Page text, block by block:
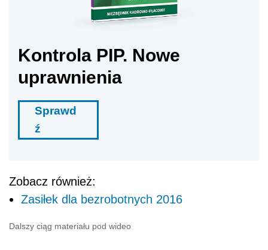
Kontrola PIP. Nowe
uprawnienia
Sprawd
ź
Zobacz również:
Zasiłek dla bezrobotnych 2016
Dalszy ciąg materiału pod wideo